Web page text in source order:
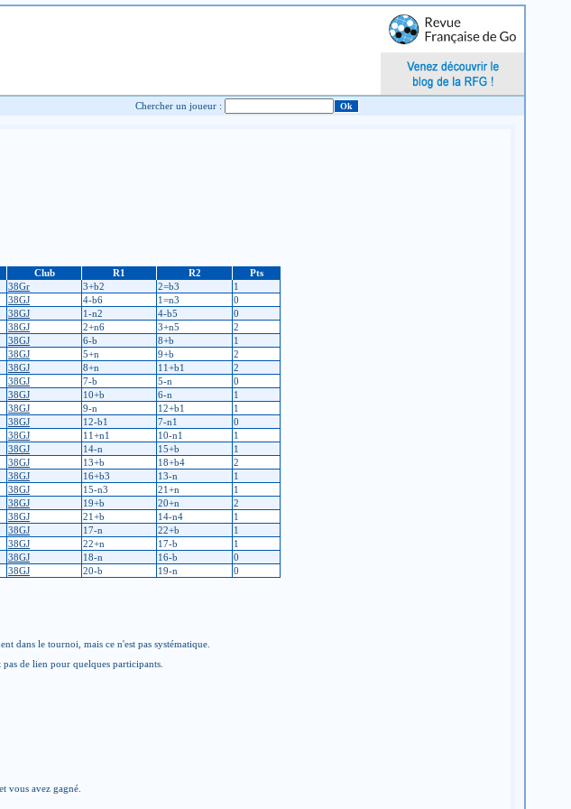
Chercher un joueur :
Club R1 R2
Pts
38Gr 3+b2 2=b3
1
38GJ 4-b6 1=n3
0
38GJ 1-n2 4-b5
0
38GJ 2+n6 3+n5
2
38GJ 6-b 8+b
1
38GJ 5+n 9+b
2
38GJ 8+n 11+b1
2
38GJ 7-b 5-n
0
38GJ 10+b 6-n
1
38GJ 9-n 12+b1
1
38GJ 12-b1 7-n1
0
38GJ 11+n1 10-n1
1
38GJ 14-n 15+b
1
38GJ 13+b 18+b4
2
38GJ 16+b3 13-n
1
38GJ 15-n3 21+n
1
38GJ 19+b 20+n
2
38GJ 21+b 14-n4
1
38GJ 17-n 22+b
1
38GJ 22+n 17-b
1
38GJ 18-n 16-b
0
38GJ 20-b 19-n
0
dans le tournoi, mais ce n'est pas systématique.
de lien pour quelques participants.
vous avez gagné.